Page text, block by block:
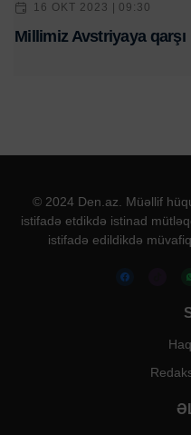
16 OKT 2023 | 09:30
Millimiz Avstriyaya qarşı
© 2024 Den.az. Müəllif
istifadə etdikdə istinad
istifadə edildikdə